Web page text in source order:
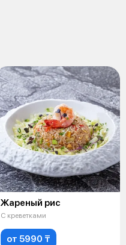
Жареный рис
С креветками
от 5990 ₸